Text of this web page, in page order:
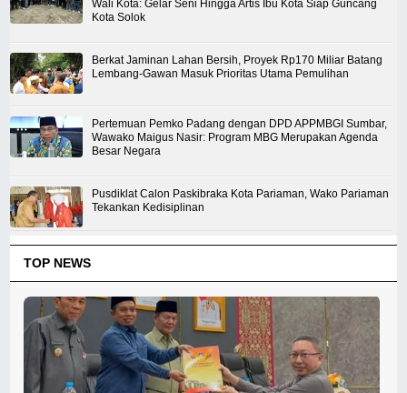
Wali Kota: Gelar Seni Hingga Artis Ibu Kota Siap Guncang
Kota Solok
Berkat Jaminan Lahan Bersih, Proyek Rp170 Miliar Batang
Lembang-Gawan Masuk Prioritas Utama Pemulihan
Pertemuan Pemko Padang dengan DPD APPMBGI Sumbar,
Wawako Maigus Nasir: Program MBG Merupakan Agenda
Besar Negara
Pusdiklat Calon Paskibraka Kota Pariaman, Wako Pariaman
Tekankan Kedisiplinan
TOP NEWS